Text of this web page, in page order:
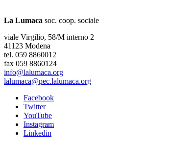
La Lumaca soc. coop. sociale
viale Virgilio, 58/M interno 2
41123 Modena
tel. 059 8860012
fax 059 8860124
info@lalumaca.org
lalumaca@pec.lalumaca.org
Facebook
Twitter
YouTube
Instagram
Linkedin